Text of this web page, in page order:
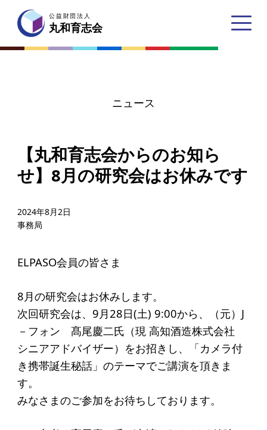
公益財団法人
丸和育志会
丸和育志会とは
理事長あいさつ
丸和育志会の目指す未来
学生のみなさんへ
みなさんへ
応援したいみなさんへ
財団概要
理念
沿革
公益財団法人
丸和育志会
ニュース
【丸和育志会からのお知ら
せ】8月の研究会はお休みです
2024年8月2日
事務局
ELPASO会員の皆さま
8月の研究会はお休みします。
次回研究会は、9月28日(土) 9:00から、（元）J
－フォン 髙尾慶二氏（現 高知酒造株式会社
シニアアドバイザー）をお招きし、「カメラ付
き携帯誕生秘話」のテーマでご講演を頂きま
す。
みなさまのご参加をお待ちしております。